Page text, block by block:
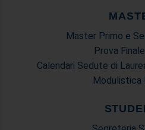
Master Primo e
Prova
Calendari Sedute di
Modulistica